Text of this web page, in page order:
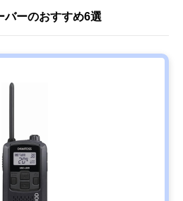
力トラ
ET-
使えるリーズナブ
ルな2台セット
ホライ
コンパクトながら
幅54×奥行
波モデ
いボディ
バーのおすすめ6選